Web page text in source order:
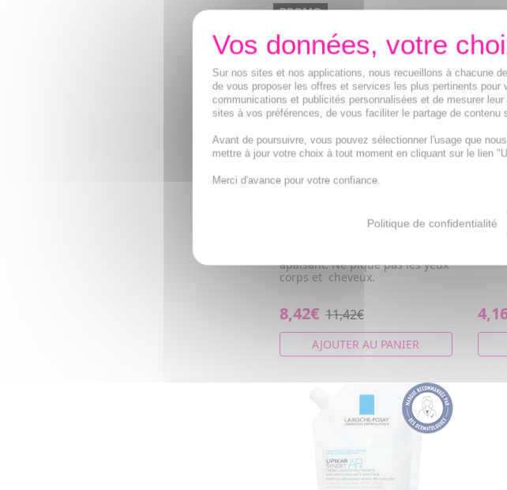
PROMO
doux au Calendula lot de 2 x
apaisant. Ne pique pas les yeux
corps et cheveux.
8,42€ 11,42€
AJOUTER AU PANIER
et
Sur nos sites et nos applications, nous recueillons à chacune
de vous proposer les offres et services les plus pertinents
communications et publicités personnalisées et de mesurer
sites à vos préférences, de vous faciliter le partage de
Avant de poursuivre, vous pouvez sélectionner l'usage que
mettre à jour votre choix à tout moment en cliquant sur le lien
Merci d'avance pour votre confiance.
Politique de confidentialité